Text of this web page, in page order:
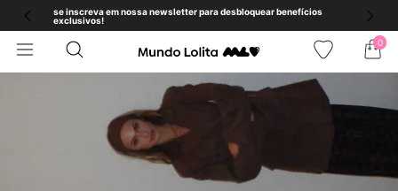
se inscreva em nossa newsletter para desbloquear benefícios
exclusivos!
0